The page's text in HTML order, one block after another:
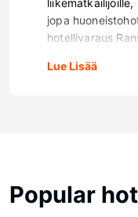
jopa
hotellivaraus
Lue Lisää
Popular